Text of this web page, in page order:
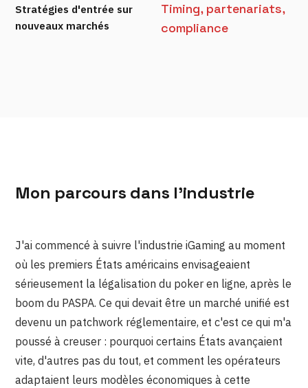
Stratégies d'entrée sur
nouveaux marchés
Timing, partenariats,
compliance
Mon parcours dans l'industrie
J'ai commencé à suivre l'industrie iGaming au moment
où les premiers États américains envisageaient
sérieusement la légalisation du poker en ligne, après le
boom du PASPA. Ce qui devait être un marché unifié est
devenu un patchwork réglementaire, et c'est ce qui m'a
poussé à creuser : pourquoi certains États avançaient
vite, d'autres pas du tout, et comment les opérateurs
adaptaient leurs modèles économiques à cette